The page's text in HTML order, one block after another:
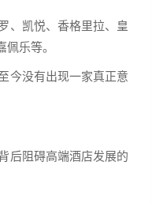
、凯悦、香格里拉、皇
乐等。
今没有出现一家真正意
后阻碍高端酒店发展的